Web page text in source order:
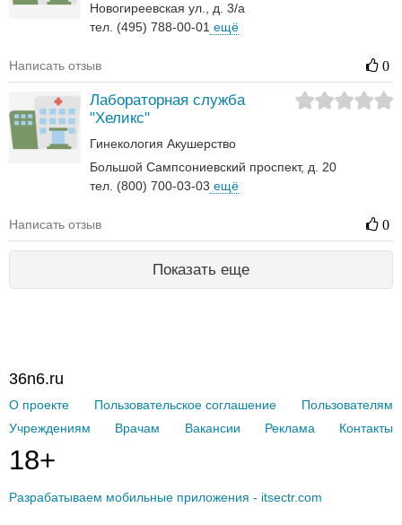
Новогиреевская ул., д. 3/а
тел. (495) 788-00-01 ещё
Написать отзыв 0
Лабораторная служба
"Хеликс"
Гинекология Акушерство
Большой Сампсониевский проспект, д. 20
тел. (800) 700-03-03 ещё
Написать отзыв 0
Показать еще
36n6.ru
О проекте Пользовательское соглашение
Пользователям
Учреждениям
Врачам Вакансии Реклама Контакты
18+
Разрабатываем мобильные приложения - itsectr.com